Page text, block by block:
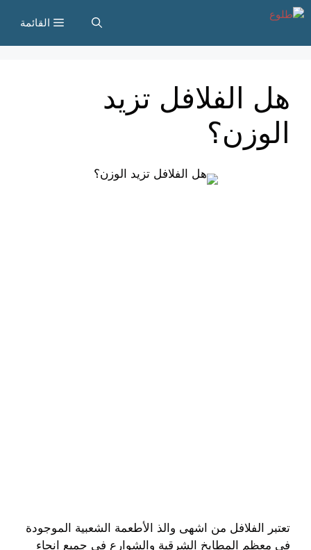
انتقل
المحتوى
القائمة
هل الفلافل تزيد
الوزن؟
تعتبر الفلافل من اشهى والذ الأطعمة الشعبية الموجودة
في معظم المطابخ الشرقية والشوارع في جميع انحاء